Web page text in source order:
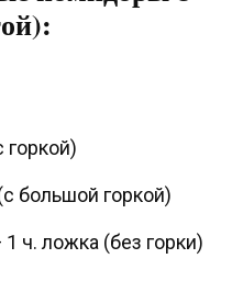
горкой)
большой горкой)
ч. ложка (без горки)